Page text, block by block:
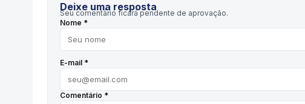
Deixe uma resposta
Seu comentário ficará pendente de aprovação.
Nome *
E-mail *
Comentário *